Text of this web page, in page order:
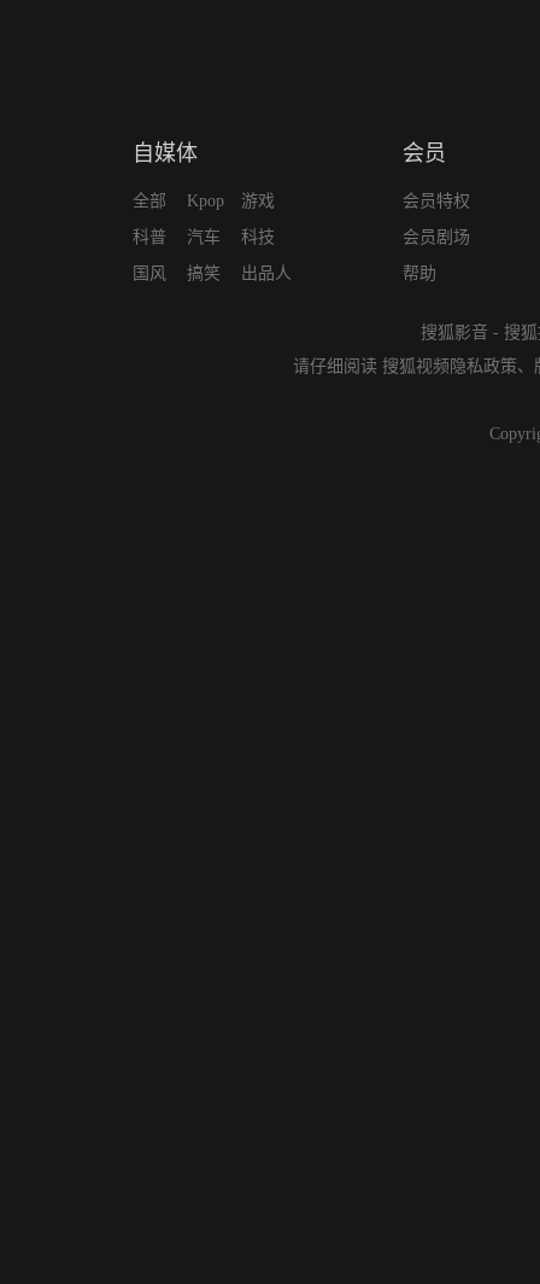
自媒体
全部
科普
国风
Kpop
汽车
搞笑
游戏
科技
出品人
会员
会员特权
会员剧场
帮助
搜狐影音 - 搜
请仔细阅读 搜狐视频隐私政策、